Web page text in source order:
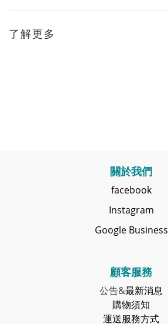
了解更多
關於我們
facebook
Instagram
Google Business
顧客服務
公告&最新消息
購物須知
運送服務方式